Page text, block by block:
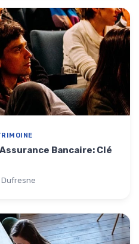
Bancaire: Clé
Dufresne